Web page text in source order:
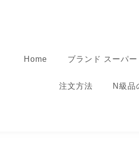
Home ブランド スーパ
注文方法 N級品